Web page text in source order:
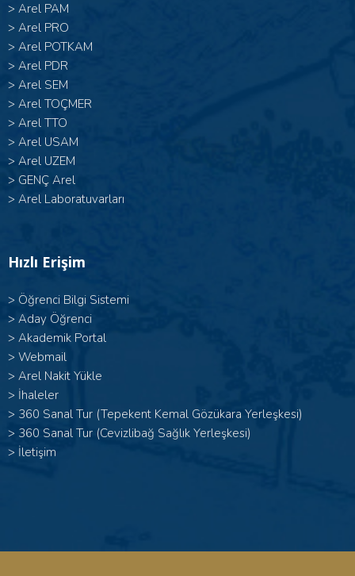
> Arel PAM
> Arel PRO
> Arel POTKAM
> Arel PDR
> Arel SEM
> Arel TOÇMER
> Arel TTO
> Arel USAM
> Arel UZEM
> GENÇ Arel
> Arel Laboratuvarları
Hızlı Erişim
> Öğrenci Bilgi Sistemi
> Aday Öğrenci
> Akademik Portal
> Webmail
> Arel Nakit Yükle
> İhaleler
> 360 Sanal Tur (Tepekent Kemal Gözükara Yerleşkesi)
> 360 Sanal Tur (Cevizlibağ Sağlık Yerleşkesi)
> İletişim